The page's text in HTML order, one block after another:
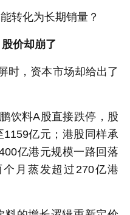
转化为长期销量？
价却崩了
时，资本市场却给出了
饮料A股直接跌停，股
亿元；港股同样承
亿港元规模一路回落
月蒸发超过270亿港